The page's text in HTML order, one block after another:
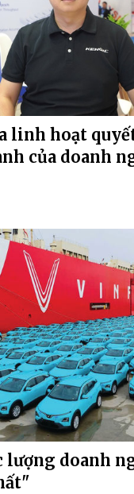
linh hoạt
của doanh
lượng doanh